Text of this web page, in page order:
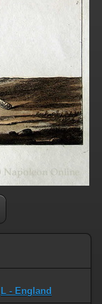
L - England